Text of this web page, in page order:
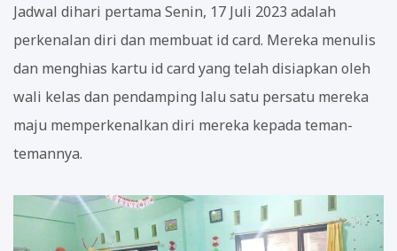
Jadwal dihari pertama Senin, 17 Juli 2023 adalah
perkenalan diri dan membuat id card. Mereka menulis
dan menghias kartu id card yang telah disiapkan oleh
wali kelas dan pendamping lalu satu persatu mereka
maju memperkenalkan diri mereka kepada teman-
temannya.